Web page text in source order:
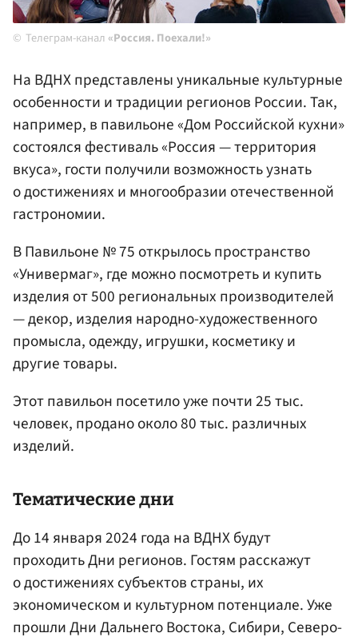
Телеграм-канал «Россия. Поехали!»
На ВДНХ представлены уникальные культурные
особенности и традиции регионов России. Так,
например, в павильоне «Дом Российской кухни»
состоялся фестиваль «Россия — территория
вкуса», гости получили возможность узнать
о достижениях и многообразии отечественной
гастрономии.
В Павильоне № 75 открылось пространство
«Универмаг», где можно посмотреть и купить
изделия от 500 региональных производителей
— декор, изделия народно-художественного
промысла, одежду, игрушки, косметику и
другие товары.
Этот павильон посетило уже почти 25 тыс.
человек, продано около 80 тыс. различных
изделий.
Тематические дни
До 14 января 2024 года на ВДНХ будут
проходить Дни регионов. Гостям расскажут
о достижениях субъектов страны, их
экономическом и культурном потенциале. Уже
прошли Дни Дальнего Востока, Сибири, Северо-